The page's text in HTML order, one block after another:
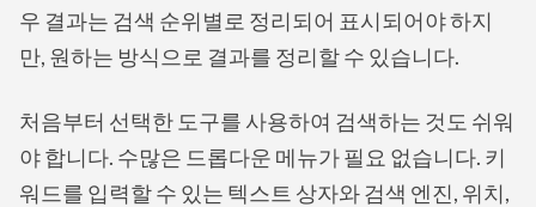
우 결과는 검색 순위별로 정리되어 표시되어야 하지
만, 원하는 방식으로 결과를 정리할 수 있습니다.
처음부터 선택한 도구를 사용하여 검색하는 것도 쉬워
야 합니다. 수많은 드롭다운 메뉴가 필요 없습니다. 키
워드를 입력할 수 있는 텍스트 상자와 검색 엔진, 위치,